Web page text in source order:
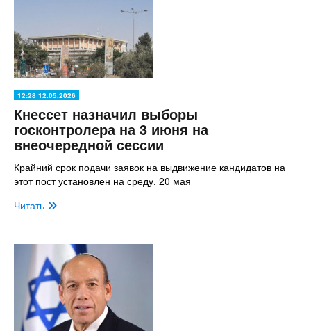
12:28 12.05.2026
Кнессет назначил выборы
госконтролера на 3 июня на
внеочередной сессии
Крайний срок подачи заявок на выдвижение кандидатов на
этот пост установлен на среду, 20 мая
Читать